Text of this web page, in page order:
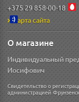
+375 29 858-00-18
Карта сайта
О магазине
Индивидуальный
Иосифович
Свидетельство о
администрацией